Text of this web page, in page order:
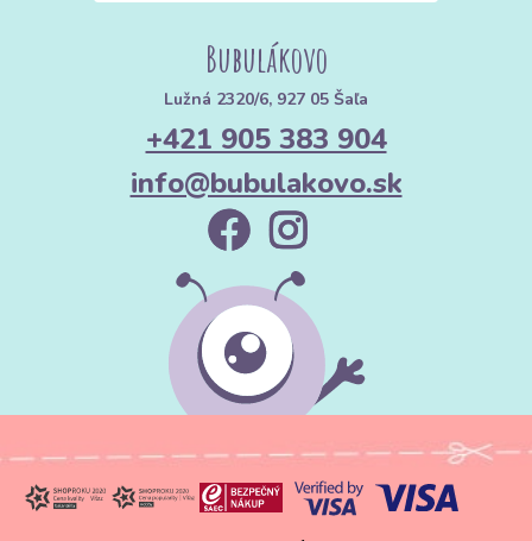
Bubulákovo
Lužná 2320/6, 927 05 Šaľa
+421 905 383 904
info@bubulakovo.sk